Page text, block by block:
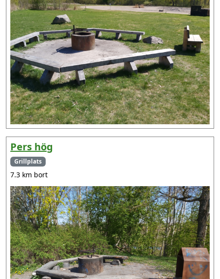
Pers hög
Grillplats
7.3 km bort